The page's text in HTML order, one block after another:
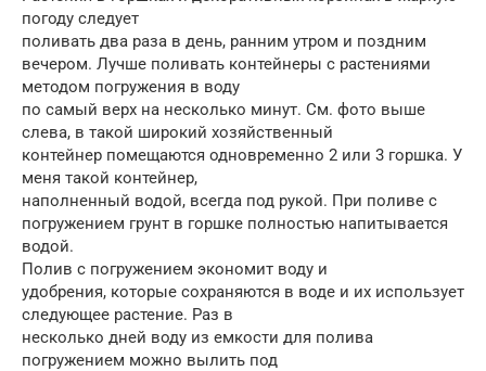
погоду следует
поливать два раза в день, ранним утром и поздним
вечером. Лучше поливать контейнеры с растениями
методом погружения в воду
по самый верх на несколько минут. См. фото выше
слева, в такой широкий хозяйственный
контейнер помещаются одновременно 2 или 3 горшка. У
меня такой контейнер,
наполненный водой, всегда под рукой. При поливе с
погружением грунт в горшке полностью напитывается
водой.
Полив с погружением экономит воду и
удобрения, которые сохраняются в воде и их использует
следующее растение. Раз в
несколько дней воду из емкости для полива
погружением можно вылить под